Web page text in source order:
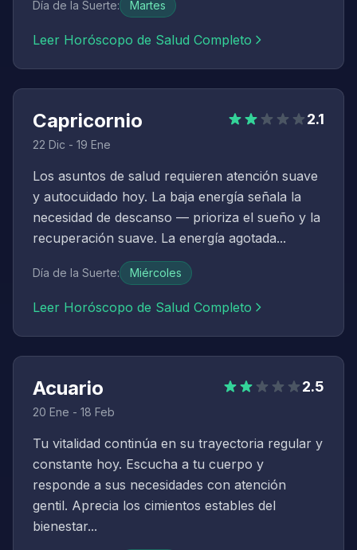
Día de la Suerte: Martes
Leer Horóscopo de Salud Completo
Capricornio
22 Dic - 19 Ene
2.1
Los asuntos de salud requieren atención suave
y autocuidado hoy. La baja energía señala la
necesidad de descanso — prioriza el sueño y la
recuperación suave. La energía agotada...
Día de la Suerte: Miércoles
Leer Horóscopo de Salud Completo
Acuario
20 Ene - 18 Feb
2.5
Tu vitalidad continúa en su trayectoria regular y
constante hoy. Escucha a tu cuerpo y
responde a sus necesidades con atención
gentil. Aprecia los cimientos estables del
bienestar...